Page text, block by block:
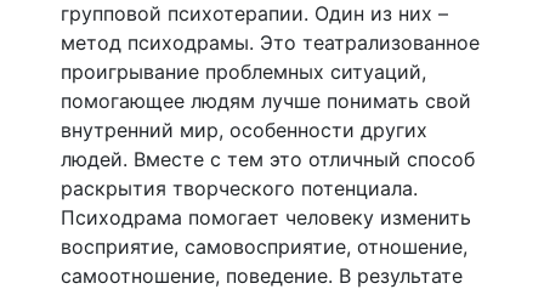
групповой психотерапии. Один из них –
метод психодрамы. Это театрализованное
проигрывание проблемных ситуаций,
помогающее людям лучше понимать свой
внутренний мир, особенности других
людей. Вместе с тем это отличный способ
раскрытия творческого потенциала.
Психодрама помогает человеку изменить
восприятие, самовосприятие, отношение,
самоотношение, поведение. В результате